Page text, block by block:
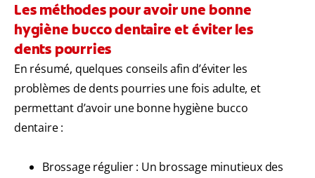
Les méthodes pour avoir une bonne
hygiène bucco dentaire et éviter les
dents pourries
En résumé, quelques conseils afin d’éviter les
problèmes de dents pourries une fois adulte, et
permettant d’avoir une bonne hygiène bucco
dentaire :
Brossage régulier : Un brossage minutieux des